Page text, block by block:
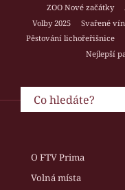
ZOO Nové začátky
Volby 2025
Svařené
Pěstování lichořeřišnice
Nejlepší
O FTV Prima
Volná místa